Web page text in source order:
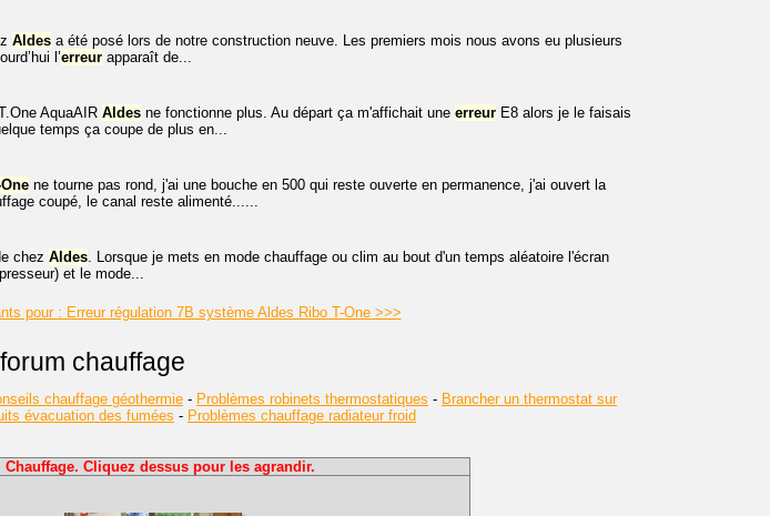
Aldes a été posé lors de notre construction neuve. Les premiers mois nous avons eu plusieurs
l’erreur apparaît de...
AquaAIR Aldes ne fonctionne plus. Au départ ça m'affichait une erreur E8 alors je le faisais
temps ça coupe de plus en...
ne tourne pas rond, j'ai une bouche en 500 qui reste ouverte en permanence, j'ai ouvert la
coupé, le canal reste alimenté......
chez Aldes. Lorsque je mets en mode chauffage ou clim au bout d'un temps aléatoire l'écran
et le mode...
pour : Erreur régulation 7B système Aldes Ribo T-One >>>
chauffage
chauffage géothermie - Problèmes robinets thermostatiques - Brancher un thermostat sur
évacuation des fumées - Problèmes chauffage radiateur froid
Cliquez dessus pour les agrandir.